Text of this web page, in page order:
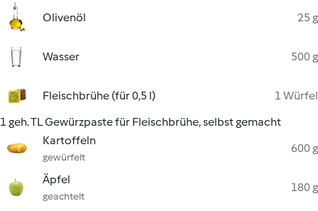
Olivenöl 25 g
Wasser 500 g
Fleischbrühe (für 0,5 l)
1 Würfel
1 geh. TL Gewürzpaste für Fleischbrühe, selbst gemacht
Kartoffeln
gewürfelt
600 g
Äpfel
geachtelt
180 g